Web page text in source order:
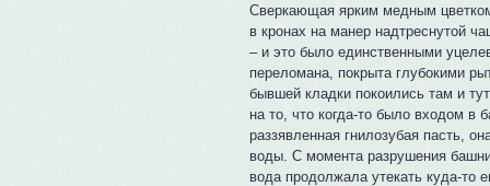
Сверкающая ярким медным
в кронах на манер надтреснутой
– и это было единственными
переломана, покрыта глубокими
бывшей кладки покоились там и
на то, что когда-то было входом в
раззявленная гнилозубая пасть,
воды. С момента разрушения
вода продолжала утекать куда-то